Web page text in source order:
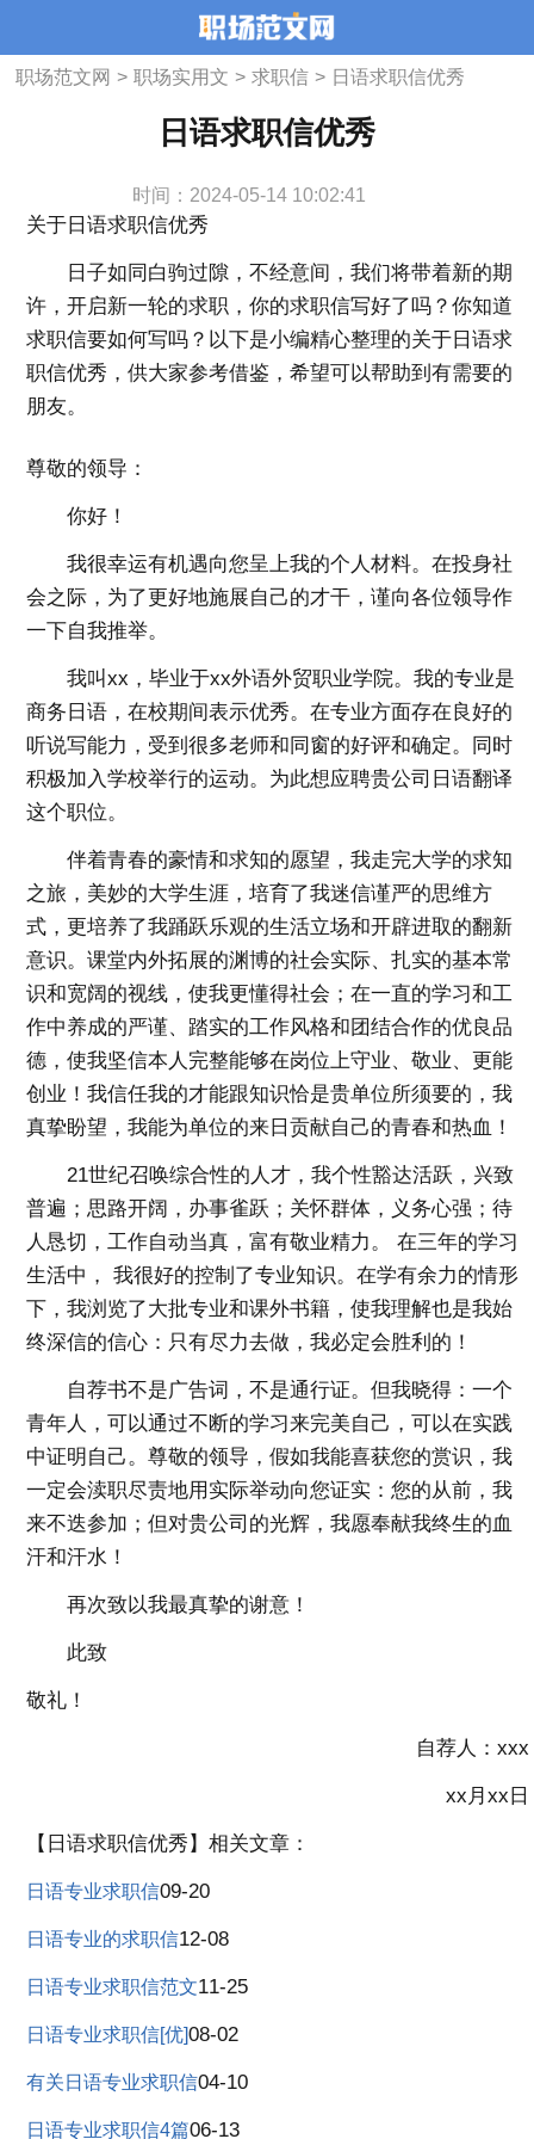
职场范文网 > 职场实用文 > 求职信 > 日语求职信优秀
日语求职信优秀
时间：2024-05-14 10:02:41
关于日语求职信优秀
日子如同白驹过隙，不经意间，我们将带着新的期
许，开启新一轮的求职，你的求职信写好了吗？你知道
求职信要如何写吗？以下是小编精心整理的关于日语求
职信优秀，供大家参考借鉴，希望可以帮助到有需要的
朋友。
尊敬的领导：
你好！
我很幸运有机遇向您呈上我的个人材料。在投身社
会之际，为了更好地施展自己的才干，谨向各位领导作
一下自我推举。
我叫xx，毕业于xx外语外贸职业学院。我的专业是
商务日语，在校期间表示优秀。在专业方面存在良好的
听说写能力，受到很多老师和同窗的好评和确定。同时
积极加入学校举行的运动。为此想应聘贵公司日语翻译
这个职位。
伴着青春的豪情和求知的愿望，我走完大学的求知
之旅，美妙的大学生涯，培育了我迷信谨严的思维方
式，更培养了我踊跃乐观的生活立场和开辟进取的翻新
意识。课堂内外拓展的渊博的社会实际、扎实的基本常
识和宽阔的视线，使我更懂得社会；在一直的学习和工
作中养成的严谨、踏实的工作风格和团结合作的优良品
德，使我坚信本人完整能够在岗位上守业、敬业、更能
创业！我信任我的才能跟知识恰是贵单位所须要的，我
真挚盼望，我能为单位的来日贡献自己的青春和热血！
21世纪召唤综合性的人才，我个性豁达活跃，兴致
普遍；思路开阔，办事雀跃；关怀群体，义务心强；待
人恳切，工作自动当真，富有敬业精力。 在三年的学习
生活中， 我很好的控制了专业知识。在学有余力的情形
下，我浏览了大批专业和课外书籍，使我理解也是我始
终深信的信心：只有尽力去做，我必定会胜利的！
自荐书不是广告词，不是通行证。但我晓得：一个
青年人，可以通过不断的学习来完美自己，可以在实践
中证明自己。尊敬的领导，假如我能喜获您的赏识，我
一定会渎职尽责地用实际举动向您证实：您的从前，我
来不迭参加；但对贵公司的光辉，我愿奉献我终生的血
汗和汗水！
再次致以我最真挚的谢意！
此致
敬礼！
自荐人：xxx
xx月xx日
【日语求职信优秀】相关文章：
日语专业求职信09-20
日语专业的求职信12-08
日语专业求职信范文11-25
日语专业求职信[优]08-02
有关日语专业求职信04-10
日语专业求职信4篇06-13